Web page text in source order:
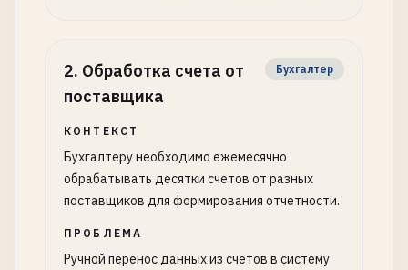
2. Обработка счета от
поставщика
Бухгалтер
КОНТЕКСТ
Бухгалтеру необходимо ежемесячно
обрабатывать десятки счетов от разных
поставщиков для формирования отчетности.
ПРОБЛЕМА
Ручной перенос данных из счетов в систему